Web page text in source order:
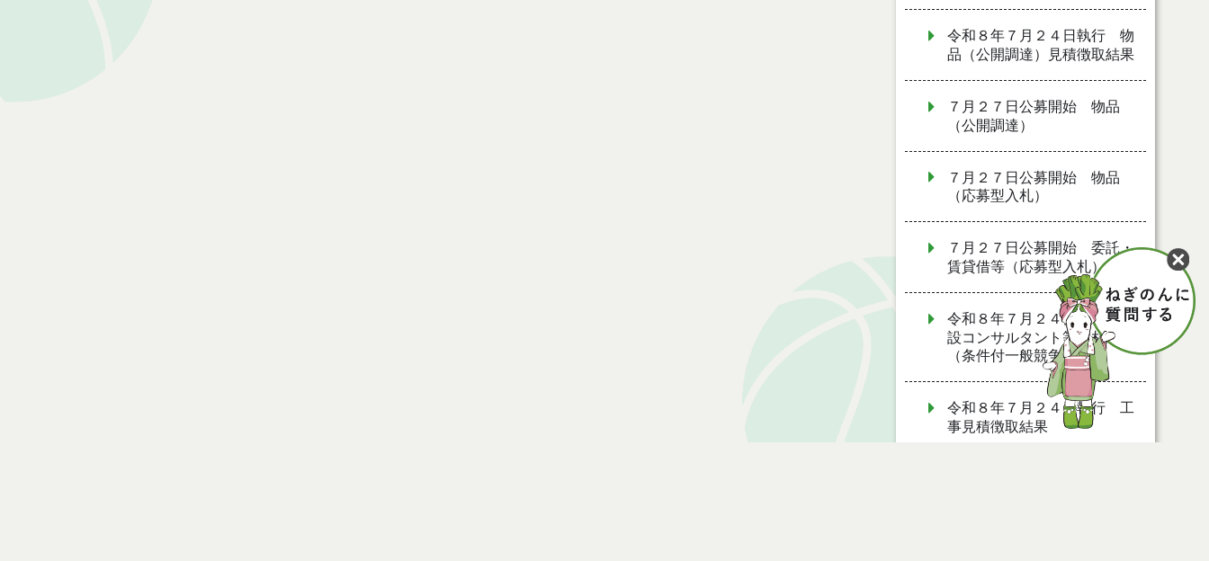
令和８年７月２４日執行 物
品（公開調達）見積徴取結果
７月２７日公募開始 物品
（公開調達）
７月２７日公募開始 物品
（応募型入札）
７月２７日公募開始 委託・
賃貸借等（応募型入札）
令和８年７月２４日執行 建
設コンサルタント等入札結果
（条件付一般競争入札）
令和８年７月２４日執行 工
事見積徴取結果